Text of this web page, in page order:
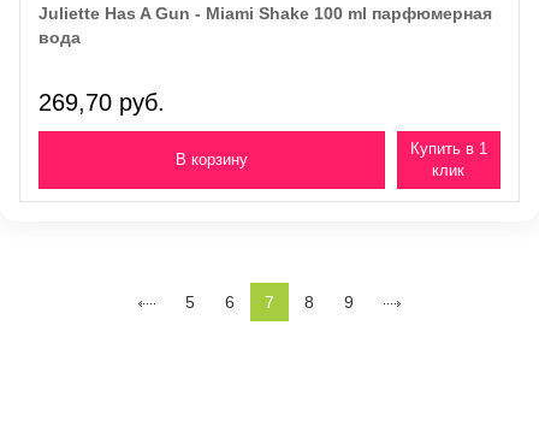
Juliette Has A Gun - Miami Shake 100 ml парфюмерная
вода
269,70 руб.
Купить в 1
клик
5 6 7 8 9